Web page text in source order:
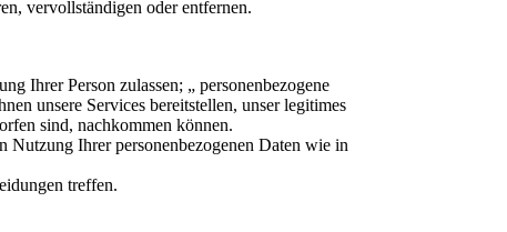
vervollständigen oder entfernen.
Ihrer Person zulassen; „ personenbezogene
unsere Services bereitstellen, unser legitimes
sind, nachkommen können.
Nutzung Ihrer personenbezogenen Daten wie in
treffen.